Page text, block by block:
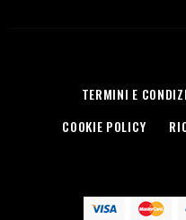
TERMINI E
COOKIE POLICY